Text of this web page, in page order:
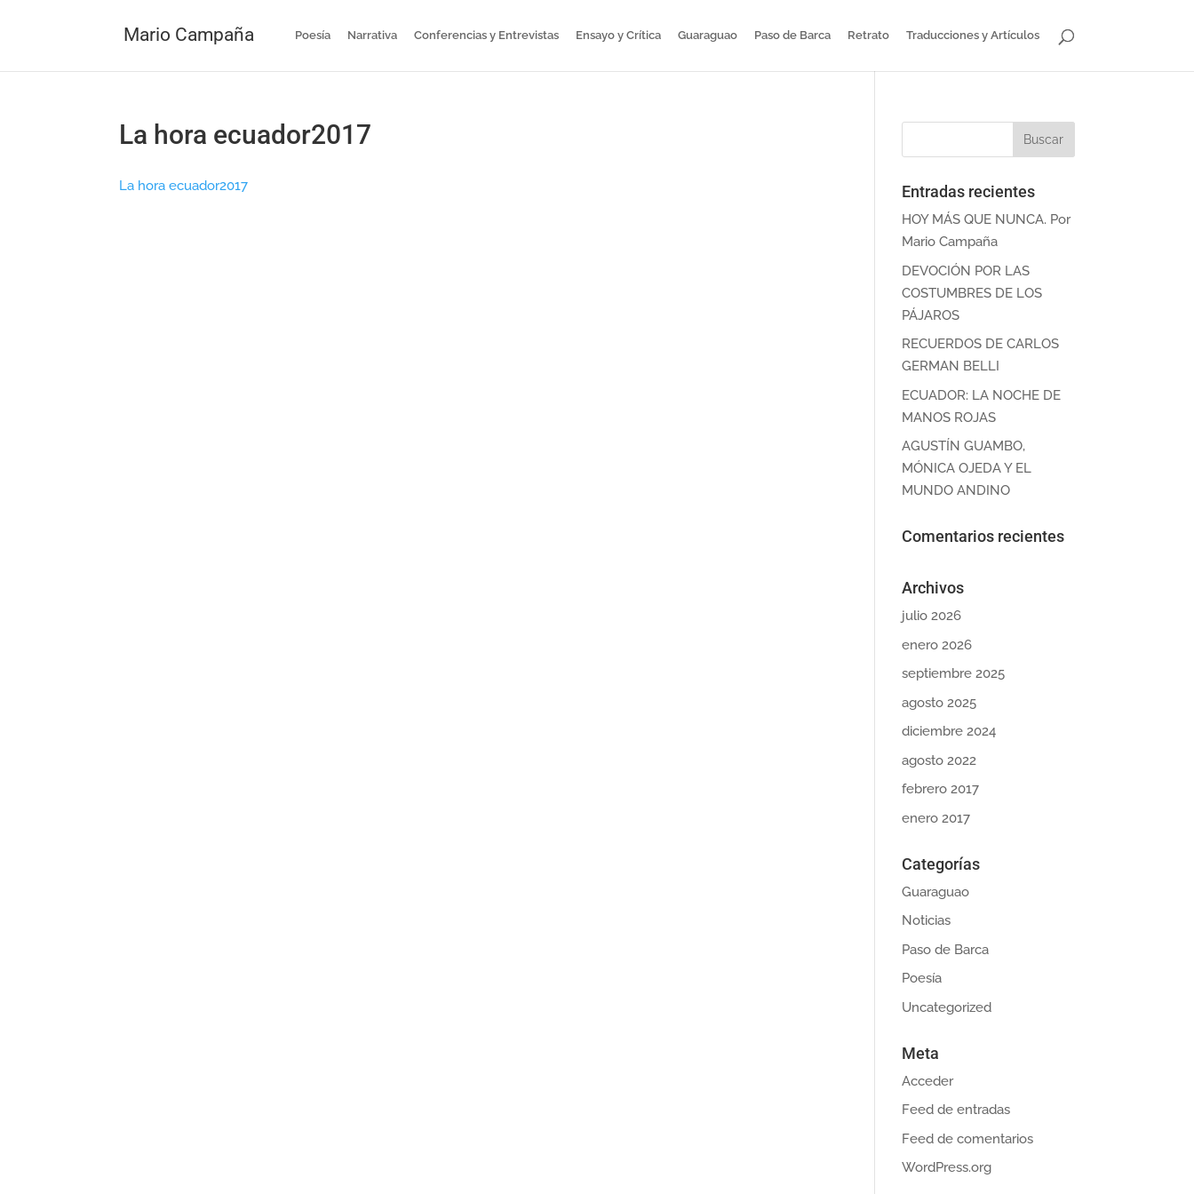
Mario Campaña Poesía Narrativa Conferencias y Entrevistas Ensayo y Crítica Guaraguao Paso de Barca Retrato Traducciones y Artículos
La hora ecuador2017
La hora ecuador2017 Entradas recientes
HOY MÁS QUE NUNCA. Por
Mario Campaña
DEVOCIÓN POR LAS
COSTUMBRES DE LOS
PÁJAROS
RECUERDOS DE CARLOS
GERMAN BELLI
ECUADOR: LA NOCHE DE
MANOS ROJAS
AGUSTÍN GUAMBO,
MÓNICA OJEDA Y EL
MUNDO ANDINO
Comentarios recientes
Archivos
julio 2026
enero 2026
septiembre 2025
agosto 2025
diciembre 2024
agosto 2022
febrero 2017
enero 2017
Categorías
Guaraguao
Noticias
Paso de Barca
Poesía
Uncategorized
Meta
Acceder
Feed de entradas
Feed de comentarios
WordPress.org